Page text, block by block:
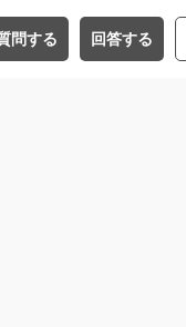
問する 回答する